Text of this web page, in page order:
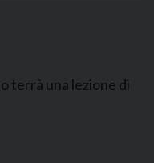
terrà una lezione di